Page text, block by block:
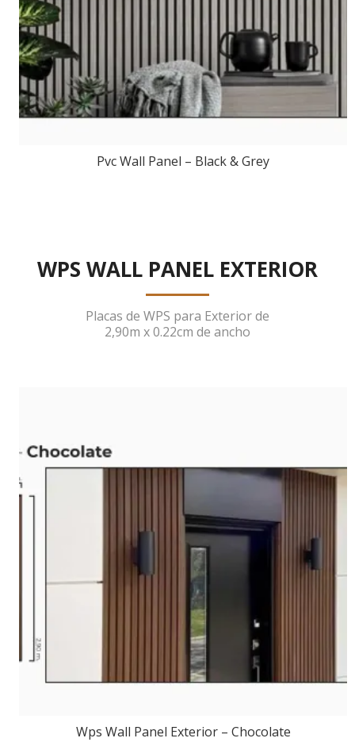
Pvc Wall Panel – Black & Grey
WPS WALL PANEL EXTERIOR
Placas de WPS para Exterior de
2,90m x 0.22cm de ancho
Wps Wall Panel Exterior – Chocolate